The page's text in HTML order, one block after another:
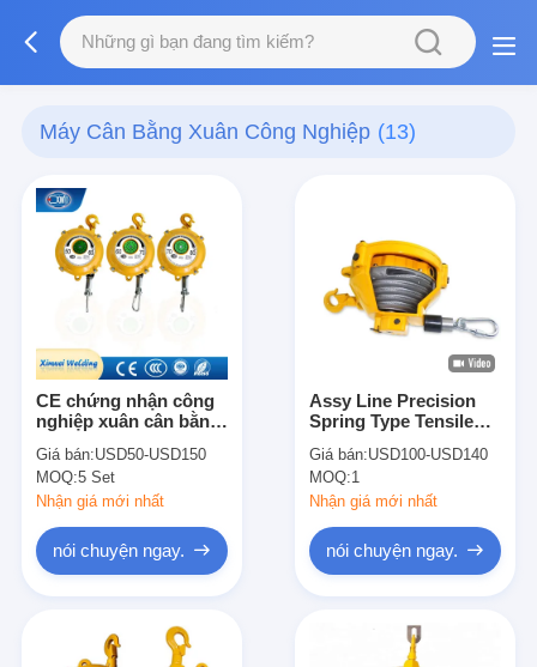
Máy Cân Bằng Xuân Công Nghiệp (13)
CE chứng nhận công
nghiệp xuân cân bằng
với chứng chỉ CE
Giá bán:USD50-USD150
MOQ:5 Set
Nhận giá mới nhất
nói chuyện ngay.
Assy Line Precision
Spring Type Tensile
Trọng lượng 80-100Kg
Giá bán:USD100-USD140
MOQ:1
Nhận giá mới nhất
nói chuyện ngay.